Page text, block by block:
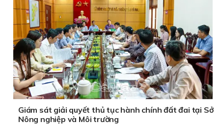
Giám sát giải quyết thủ tục hành chính đất đai tại Sở
Nông nghiệp và Môi trường